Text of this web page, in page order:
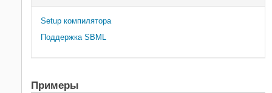
Setup компилятора
Поддержка SBML
Примеры